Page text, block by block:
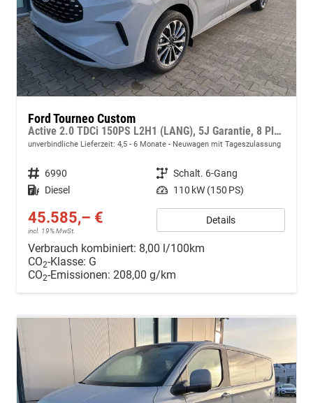
Ford Tourneo Custom
Active 2.0 TDCi 150PS L2H1 (LANG), 5J Garantie, 8 Plätze, Adaptiver Tempomat, Toter-Winkel, Alarm, 2 Schiebetüren, 17" Alu, Sitzheizung, 3-Zonen-Klimautomatik, Privacy-Glas, Spiegel elektr. anklappbar, Parksensoren v/h, Rückfahrkamera
unverbindliche Lieferzeit: 4,5 - 6 Monate Neuwagen mit Tageszulassung
Fahrzeugnr. 6990 Getriebe Schalt. 6-Gang
Kraftstoff Diesel Leistung 110 kW (150 PS)
45.585,– €
incl. 19% MwSt.
Details
Verbrauch kombiniert: 8,00 l/100km
CO2-Klasse: G
CO2-Emissionen: 208,00 g/km